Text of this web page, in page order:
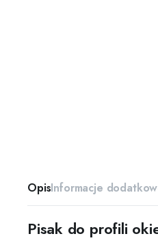
OpisInformacje
Pisak do profili